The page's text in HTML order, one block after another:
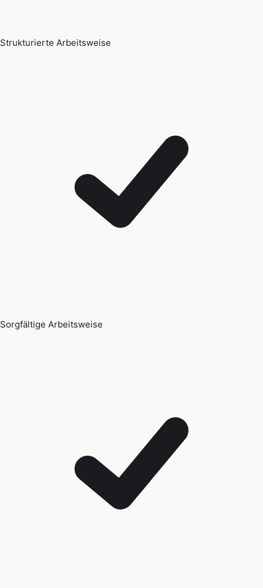
Strukturierte Arbeitsweise
Sorgfältige Arbeitsweise